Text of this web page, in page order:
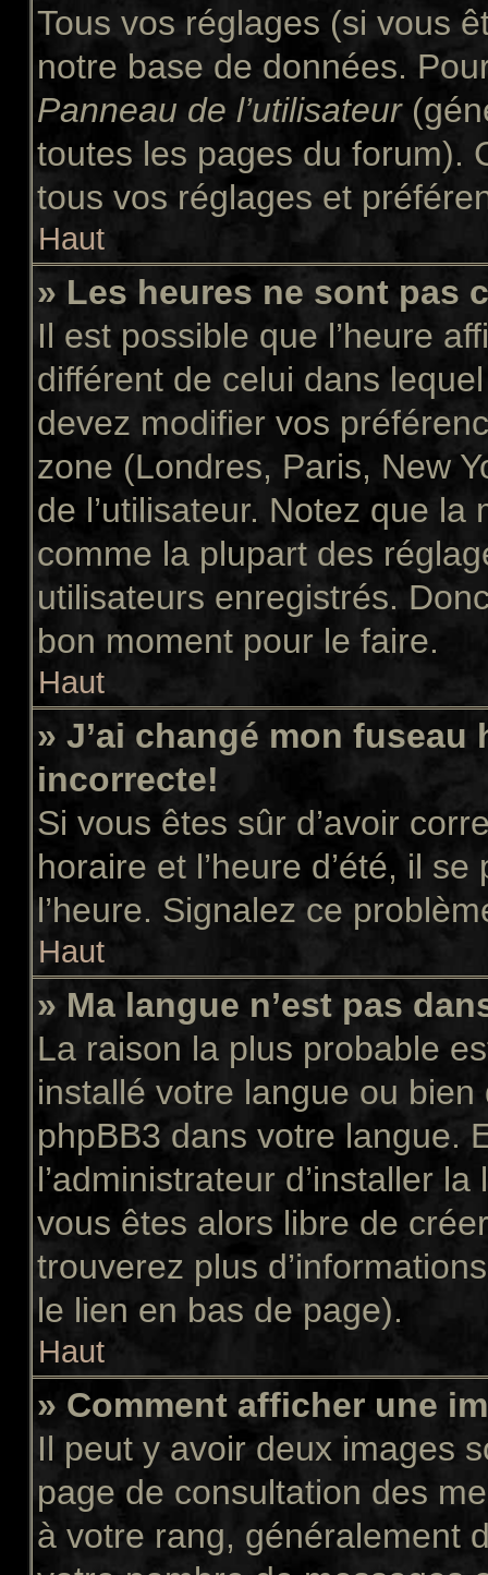
Tous vos réglages (si vous
notre base de données.
Panneau de l’utilisateur
toutes les pages du forum).
tous vos réglages et
Haut
» Les heures ne sont pas
Il est possible que l’heure
différent de celui dans
devez modifier vos
zone (Londres, Paris, New
de l’utilisateur. Notez que
comme la plupart des
utilisateurs enregistrés.
bon moment pour le faire.
Haut
» J’ai changé mon fuseau
incorrecte!
Si vous êtes sûr d’avoir
horaire et l’heure d’été, il
l’heure. Signalez ce
Haut
» Ma langue n’est pas
La raison la plus probable
installé votre langue ou
phpBB3 dans votre langue.
l’administrateur d’installer
vous êtes alors libre de
trouverez plus
le lien en bas de page).
Haut
» Comment afficher une
Il peut y avoir deux images
page de consultation des
à votre rang, généralement